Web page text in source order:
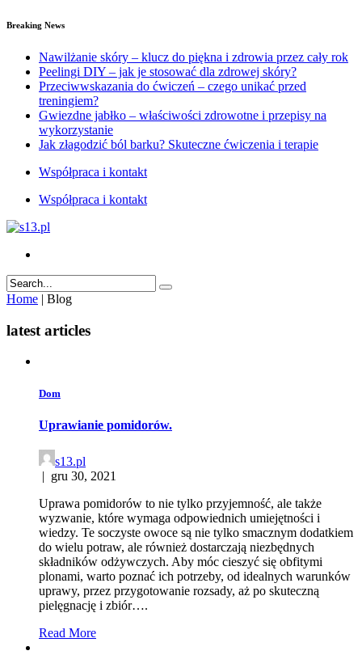
Breaking News
Nawilżanie skóry – klucz do piękna i zdrowia przez cały rok
Peelingi DIY – jak je stosować dla zdrowej skóry?
Przeciwwskazania do ćwiczeń – czego unikać przed
treningiem?
Gwiezdne jabłko – właściwości zdrowotne i przepisy na
wykorzystanie
Jak złagodzić ból barku? Skuteczne ćwiczenia i terapie
Współpraca i kontakt
Współpraca i kontakt
Home | Blog
latest articles
Dom
Uprawianie pomidorów.
s13.pl
| gru 30, 2021
Uprawa pomidorów to nie tylko przyjemność, ale także
wyzwanie, które wymaga odpowiednich umiejętności i
wiedzy. Te soczyste owoce są nie tylko smacznym dodatkiem
do wielu potraw, ale również dostarczają niezbędnych
składników odżywczych. Aby móc cieszyć się obfitymi
plonami, warto poznać ich potrzeby, od idealnych warunków
uprawy, przez przygotowanie rozsady, aż po skuteczną
pielęgnację i zbiór….
Read More